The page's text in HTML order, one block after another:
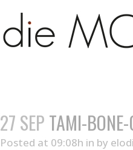
27 SEP TAMI-
Posted at 09:08h in by